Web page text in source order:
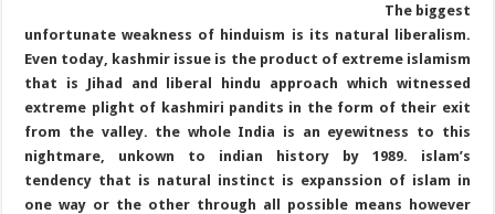
The biggest
unfortunate weakness of hinduism is its natural liberalism.
Even today, kashmir issue is the product of extreme islamism
that is Jihad and liberal hindu approach which witnessed
extreme plight of kashmiri pandits in the form of their exit
from the valley. the whole India is an eyewitness to this
nightmare, unkown to indian history by 1989. islam’s
tendency that is natural instinct is expanssion of islam in
one way or the other through all possible means however